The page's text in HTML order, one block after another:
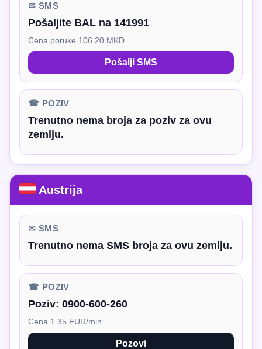
✉ SMS
Pošaljite BAL na 141991
Cena poruke 106.20 MKD
Pošalji SMS
☎ POZIV
Trenutno nema broja za poziv za ovu
zemlju.
Austrija
✉ SMS
Trenutno nema SMS broja za ovu zemlju.
☎ POZIV
Poziv: 0900-600-260
Cena 1.35 EUR/min.
Pozovi